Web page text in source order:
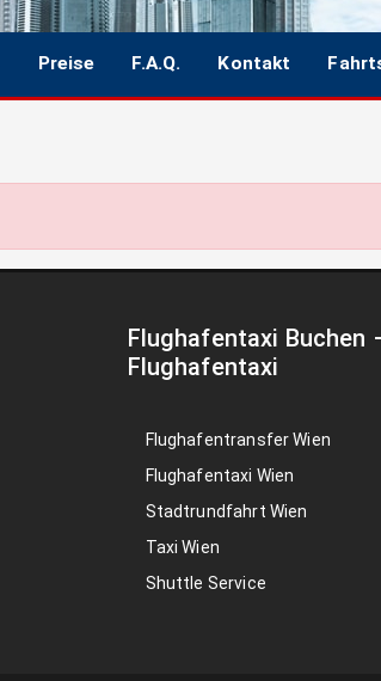
Preise F.A.Q. Kontakt
Flughafentaxi Buchen
Flughafentaxi
Flughafentransfer Wien
Flughafentaxi Wien
Stadtrundfahrt Wien
Taxi Wien
Shuttle Service